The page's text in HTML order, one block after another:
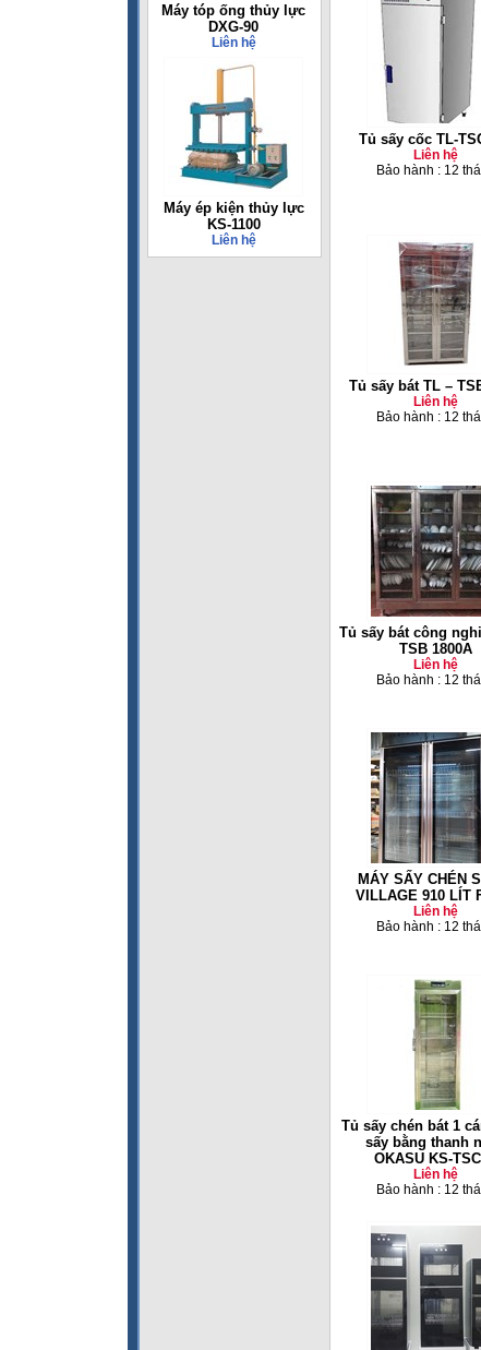
Máy tóp ống thủy lực
DXG-90
Liên hệ
Máy ép kiện thủy lực
KS-1100
Liên hệ
Tủ sấy cốc TL-
Liên hệ
Bảo hành : 12
Tủ sấy bát TL –
Liên hệ
Bảo hành : 12
Tủ sấy bát công
TSB 1800A
Liên hệ
Bảo hành : 12
MÁY SẤY CHÉN
VILLAGE 910 LÍT
Liên hệ
Bảo hành : 12
Tủ sấy chén bát 1
sấy bằng thanh
OKASU KS-
Liên hệ
Bảo hành : 12